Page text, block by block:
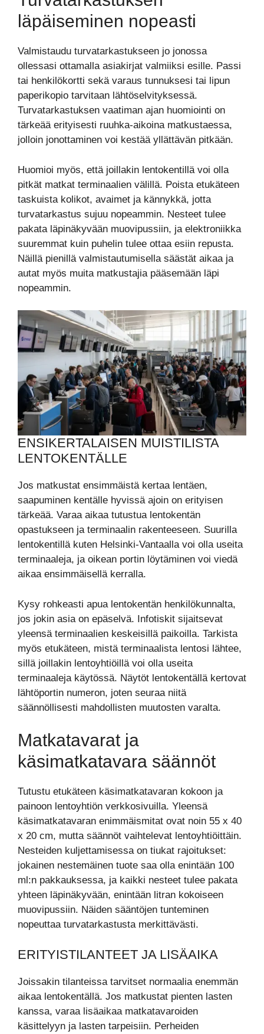
läpäiseminen nopeasti
Valmistaudu turvatarkastukseen jo jonossa
ollessasi ottamalla asiakirjat valmiiksi esille. Passi
tai henkilökortti sekä varaus tunnuksesi tai lipun
paperikopio tarvitaan lähtöselvityksessä.
Turvatarkastuksen vaatiman ajan huomiointi on
tärkeää erityisesti ruuhka-aikoina matkustaessa,
jolloin jonottaminen voi kestää yllättävän pitkään.
Huomioi myös, että joillakin lentokentillä voi olla
pitkät matkat terminaalien välillä. Poista etukäteen
taskuista kolikot, avaimet ja kännykkä, jotta
turvatarkastus sujuu nopeammin. Nesteet tulee
pakata läpinäkyvään muovipussiin, ja elektroniikka
suuremmat kuin puhelin tulee ottaa esiin repusta.
Näillä pienillä valmistautumisella säästät aikaa ja
autat myös muita matkustajia pääsemään läpi
nopeammin.
ENSIKERTALAISEN MUISTILISTA
LENTOKENTÄLLE
Jos matkustat ensimmäistä kertaa lentäen,
saapuminen kentälle hyvissä ajoin on erityisen
tärkeää. Varaa aikaa tutustua lentokentän
opastukseen ja terminaalin rakenteeseen. Suurilla
lentokentillä kuten Helsinki-Vantaalla voi olla useita
terminaaleja, ja oikean portin löytäminen voi viedä
aikaa ensimmäisellä kerralla.
Kysy rohkeasti apua lentokentän henkilökunnalta,
jos jokin asia on epäselvä. Infotiskit sijaitsevat
yleensä terminaalien keskeisillä paikoilla. Tarkista
myös etukäteen, mistä terminaalista lentosi lähtee,
sillä joillakin lentoyhtiöillä voi olla useita
terminaaleja käytössä. Näytöt lentokentällä kertovat
lähtöportin numeron, joten seuraa niitä
säännöllisesti mahdollisten muutosten varalta.
Matkatavarat ja
käsimatkatavara säännöt
Tutustu etukäteen käsimatkatavaran kokoon ja
painoon lentoyhtiön verkkosivuilla. Yleensä
käsimatkatavaran enimmäismitat ovat noin 55 x 40
x 20 cm, mutta säännöt vaihtelevat lentoyhtiöittäin.
Nesteiden kuljettamisessa on tiukat rajoitukset:
jokainen nestemäinen tuote saa olla enintään 100
ml:n pakkauksessa, ja kaikki nesteet tulee pakata
yhteen läpinäkyvään, enintään litran kokoiseen
muovipussiin. Näiden sääntöjen tunteminen
nopeuttaa turvatarkastusta merkittävästi.
ERITYISTILANTEET JA LISÄAIKA
Joissakin tilanteissa tarvitset normaalia enemmän
aikaa lentokentällä. Jos matkustat pienten lasten
kanssa, varaa lisäaikaa matkatavaroiden
käsittelyyn ja lasten tarpeisiin. Perheiden